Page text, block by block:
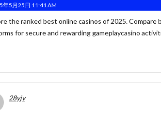
年5月25日 11:41 AM
the ranked best online casinos of 2025.
for secure and rewarding gameplaycasino
28yjv